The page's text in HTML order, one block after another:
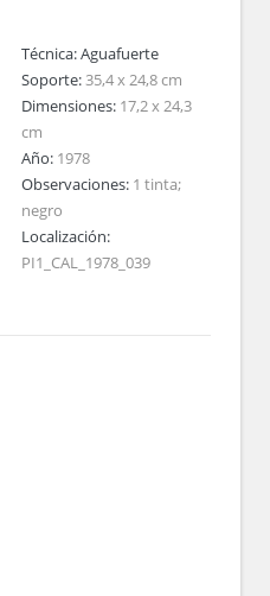
Técnica:Aguafuerte
Soporte:35,4 x 24,8 cm
Dimensiones: 17,2 x 24,3
cm
Año: 1978
Observaciones: 1 tinta;
negro
Localización:
PI1_CAL_1978_039